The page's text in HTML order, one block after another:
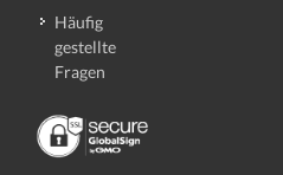
Häufig
gestellte
Fragen